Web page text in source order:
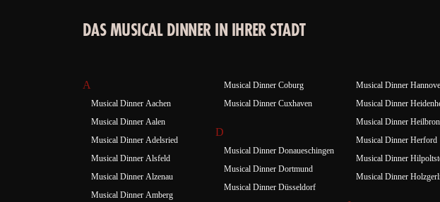
DAS MUSICAL DINNER IN IHRER STADT
A
Musical Dinner Aachen
Musical Dinner Aalen
Musical Dinner Adelsried
Musical Dinner Alsfeld
Musical Dinner Alzenau
Musical Dinner Amberg
Musical Dinner Coburg
Musical Dinner Cuxhaven
D
Musical Dinner Donaueschingen
Musical Dinner Dortmund
Musical Dinner Düsseldorf
Musical Dinner
Musical Dinner
Musical Dinner
Musical Dinner Herford
Musical Dinner
Musical Dinner